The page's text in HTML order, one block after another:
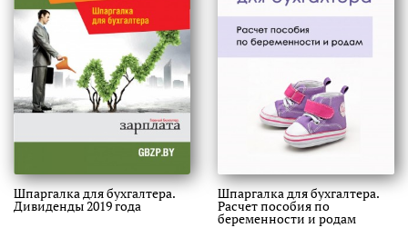
Шпаргалка для бухгалтера.
Дивиденды 2019 года
Шпаргалка для бухгалтера.
Расчет пособия по
беременности и родам